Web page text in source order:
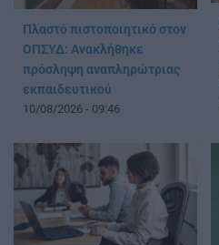
Πλαστό πιστοποιητικό στον
ΟΠΣΥΔ: Ανακλήθηκε
πρόσληψη αναπληρώτριας
εκπαιδευτικού
10/08/2026 - 09:46